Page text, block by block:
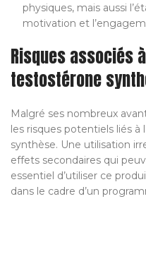
physiques, mais aussi
motivation et
Risques associés
testostérone
Malgré ses nombreux
les risques potentiels liés
synthèse. Une utilisation
effets secondaires qui
essentiel d’utiliser ce
dans le cadre d’un